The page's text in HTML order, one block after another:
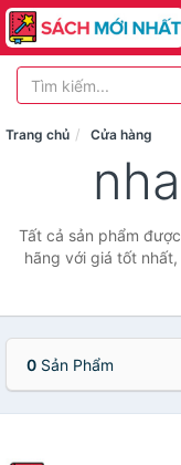
Trang chủ Cửa hàng
Tất cả sản phẩm
hãng với giá tốt
0 Sản Phẩm